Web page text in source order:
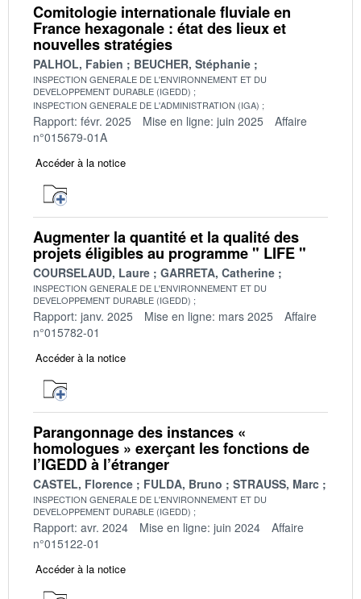
Comitologie internationale fluviale en
France hexagonale : état des lieux et
nouvelles stratégies
PALHOL, Fabien BEUCHER, Stéphanie
INSPECTION GENERALE DE L'ENVIRONNEMENT ET DU
DEVELOPPEMENT DURABLE (IGEDD)
INSPECTION GENERALE DE L'ADMINISTRATION (IGA)
Rapport: févr. 2025 Mise en ligne: juin 2025
Affaire
n°015679-01A
Accéder à la notice
Augmenter la quantité et la qualité des
projets éligibles au programme " LIFE "
COURSELAUD, Laure GARRETA, Catherine
INSPECTION GENERALE DE L'ENVIRONNEMENT ET DU
DEVELOPPEMENT DURABLE (IGEDD)
Rapport: janv. 2025 Mise en ligne: mars 2025
Affaire
n°015782-01
Accéder à la notice
Parangonnage des instances «
homologues » exerçant les fonctions de
l’IGEDD à l’étranger
CASTEL, Florence FULDA, Bruno STRAUSS, Marc
INSPECTION GENERALE DE L'ENVIRONNEMENT ET DU
DEVELOPPEMENT DURABLE (IGEDD)
Rapport: avr. 2024 Mise en ligne: juin 2024
Affaire
n°015122-01
Accéder à la notice